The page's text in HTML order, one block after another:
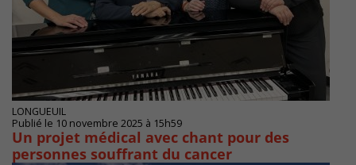
LONGUEUIL
Publié le 10 novembre 2025 à 15h59
Un projet médical avec chant pour des
personnes souffrant du cancer